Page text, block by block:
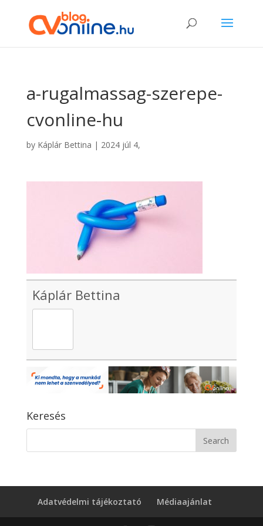
a-rugalmassag-szerepe-
cvonline-hu
by Káplár Bettina | 2024 júl 4,
Káplár Bettina
Keresés
Adatvédelmi tájékoztató Médiaajánlat